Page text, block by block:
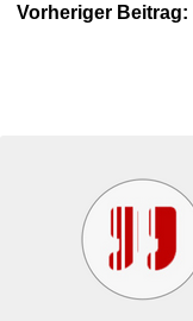
Vorheriger Beitrag: